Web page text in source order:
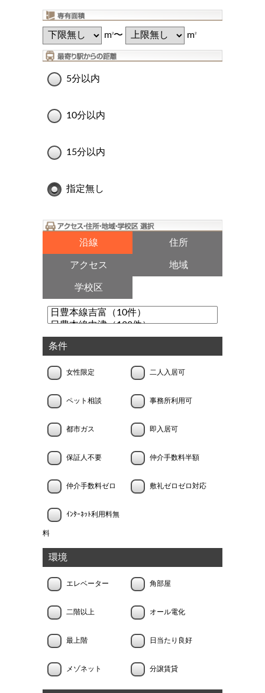
m2〜 m2
5分以内
10分以内
15分以内
指定無し
沿線 住所
アクセス 地域
学校区
条件
女性限定 二人入居可
ペット相談 事務所利用可
都市ガス 即入居可
保証人不要 仲介手数料半額
仲介手数料ゼロ 敷礼ゼロゼロ対応
ｲﾝﾀｰﾈｯﾄ利用料無
料
環境
エレベーター 角部屋
二階以上 オール電化
最上階 日当たり良好
メゾネット 分譲賃貸